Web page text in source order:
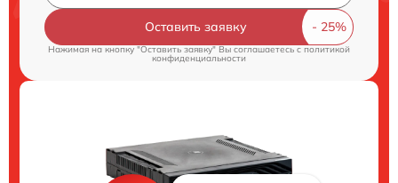
Оставить заявку
Нажимая на кнопку "Оставить заявку" Вы соглашаетесь cполитикой
конфиденциальности